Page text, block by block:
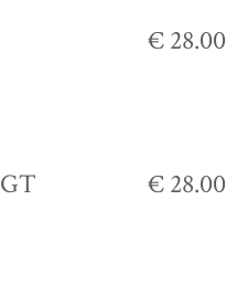
€ 28.00
€ 28.00